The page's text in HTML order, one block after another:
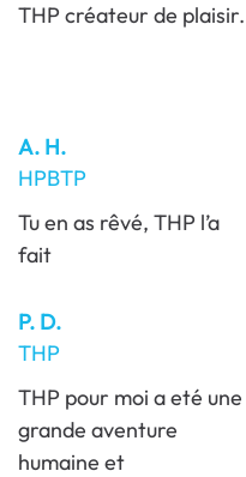
THP créateur de plaisir.
A. H.
HPBTP
Tu en as rêvé, THP l’a
fait
P. D.
THP
THP pour moi a eté une
grande aventure
humaine et